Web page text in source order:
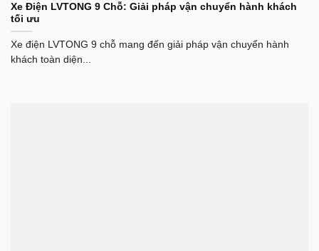
Xe Điện LVTONG 9 Chỗ: Giải pháp vận chuyển hành khách
tối ưu
Xe điện LVTONG 9 chỗ mang đến giải pháp vận chuyển hành
khách toàn diện...